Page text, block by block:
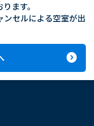
ます。
ンセルによる空室が出
expand_circle_right